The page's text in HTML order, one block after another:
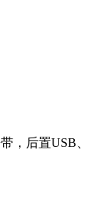
后置USB